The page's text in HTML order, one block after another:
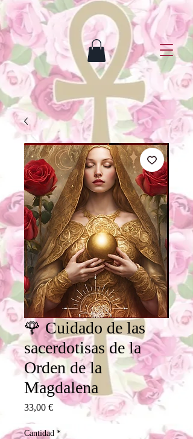
🌹 Cuidado de las
sacerdotisas de la
Orden de la
Magdalena
33,00 €Precio
Cantidad *